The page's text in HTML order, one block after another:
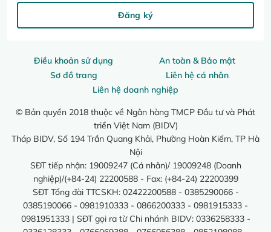
Điều khoản sử dụng
An toàn & Bảo mật
Sơ đồ trang
Liên hệ cá nhân
Liên hệ doanh nghiệp
© Bản quyền 2018 thuộc về Ngân hàng TMCP Đầu tư và Phát
triển Việt Nam (BIDV)
Tháp BIDV, Số 194 Trần Quang Khải, Phường Hoàn Kiếm, TP Hà
Nội
SĐT tiếp nhận: 19009247 (Cá nhân)/ 19009248 (Doanh
nghiệp)/(+84-24) 22200588 - Fax: (+84-24) 22200399
SĐT Tổng đài TTCSKH: 02422200588 - 0385290066 -
0385190066 - 0981910333 - 0866200333 - 0981915333 -
0981951333 | SĐT gọi ra từ Chi nhánh BIDV: 0336258333 -
Đăng ký